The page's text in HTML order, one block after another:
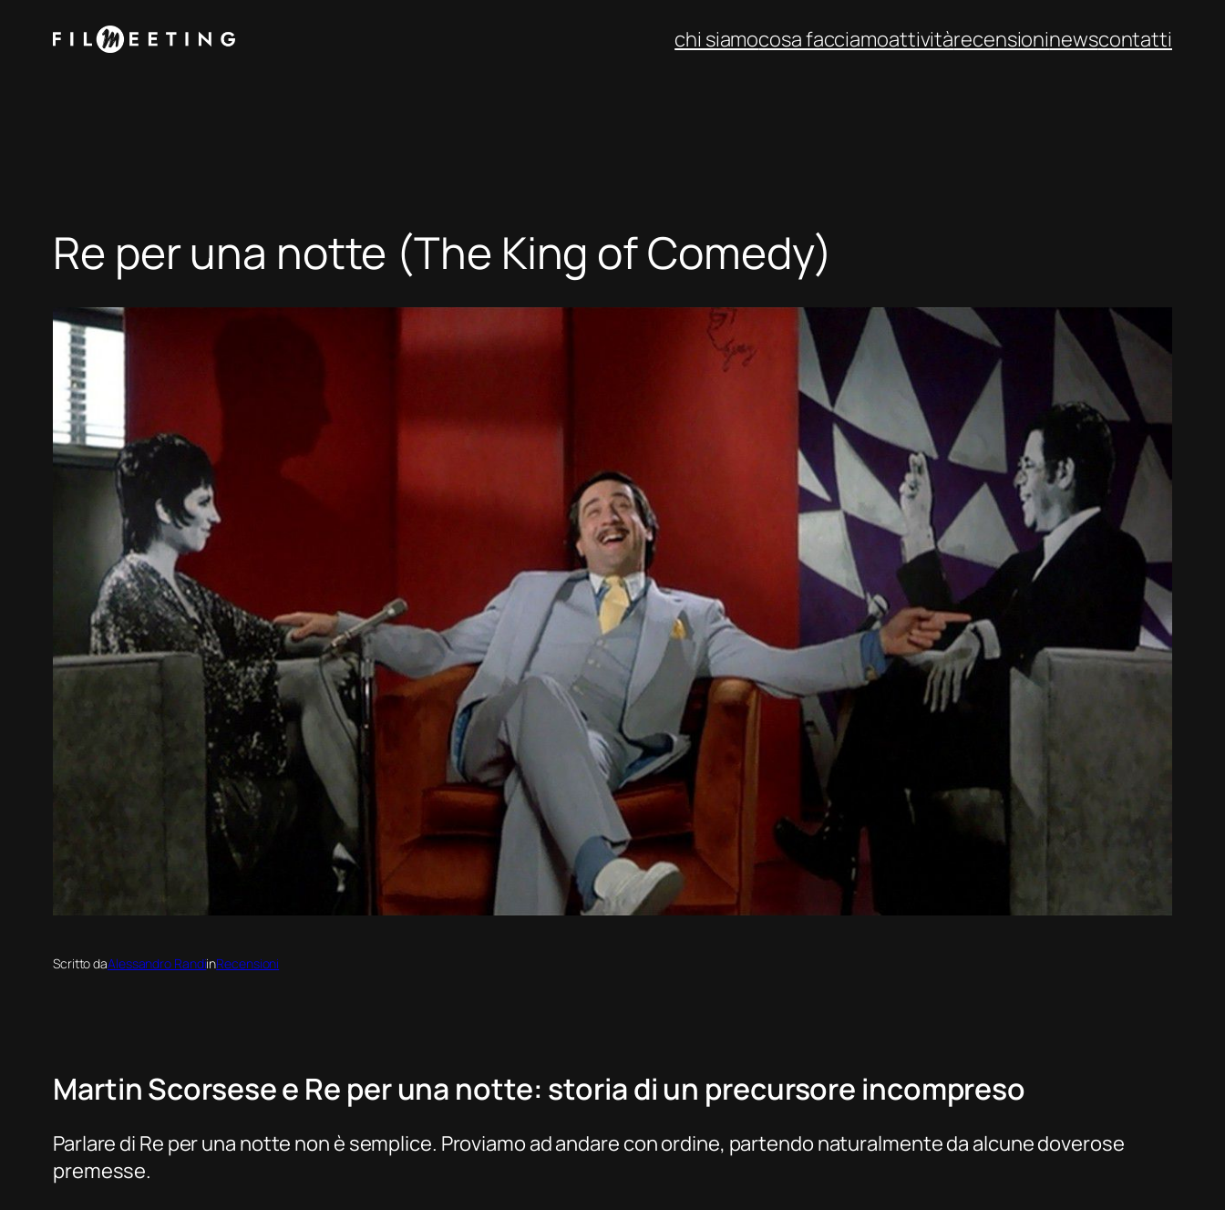
chi siamocosa facciamoattivitàrecensioninewscontatti
Re per una notte (The King of Comedy)
Scritto daAlessandro RandiinRecensioni
Martin Scorsese e Re per una notte: storia di un precursore incompreso
Parlare di Re per una notte non è semplice. Proviamo ad andare con ordine, partendo naturalmente da alcune doverose
premesse.